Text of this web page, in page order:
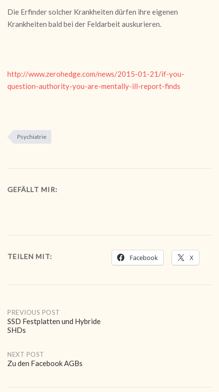
Die Erfinder solcher Krankheiten dürfen ihre eigenen
Krankheiten bald bei der Feldarbeit auskurieren.
http://www.zerohedge.com/news/2015-01-21/if-you-
question-authority-you-are-mentally-ill-report-finds
Psychiatrie
GEFÄLLT MIR:
TEILEN MIT: Facebook X
Post
navigation
PREVIOUS POST
SSD Festplatten und Hybride
SHDs
NEXT POST
Zu den Facebook AGBs